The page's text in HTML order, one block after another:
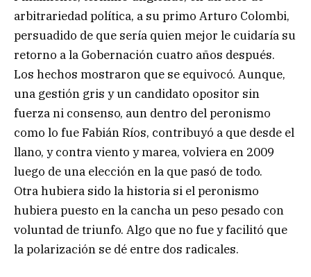
arbitrariedad política, a su primo Arturo Colombi,
persuadido de que sería quien mejor le cuidaría su
retorno a la Gobernación cuatro años después.
Los hechos mostraron que se equivocó. Aunque,
una gestión gris y un candidato opositor sin
fuerza ni consenso, aun dentro del peronismo
como lo fue Fabián Ríos, contribuyó a que desde el
llano, y contra viento y marea, volviera en 2009
luego de una elección en la que pasó de todo.
Otra hubiera sido la historia si el peronismo
hubiera puesto en la cancha un peso pesado con
voluntad de triunfo. Algo que no fue y facilitó que
la polarización se dé entre dos radicales.